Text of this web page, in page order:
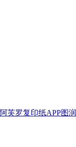
阿芙罗复印纸APP图润